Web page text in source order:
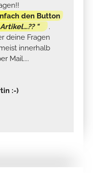
den Button
"
.
deine Fragen
innerhalb
Mail....
:-)